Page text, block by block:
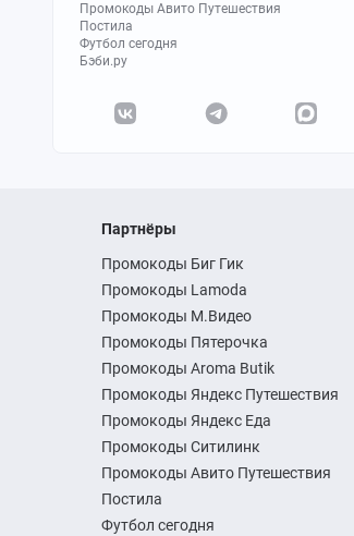
Промокоды Авито Путешествия
Постила
Футбол сегодня
Бэби.ру
Партнёры
Промокоды Биг Гик
Промокоды Lamoda
Промокоды М.Видео
Промокоды Пятерочка
Промокоды Aroma Butik
Промокоды Яндекс Путешествия
Промокоды Яндекс Еда
Промокоды Ситилинк
Промокоды Авито Путешествия
Постила
Футбол сегодня